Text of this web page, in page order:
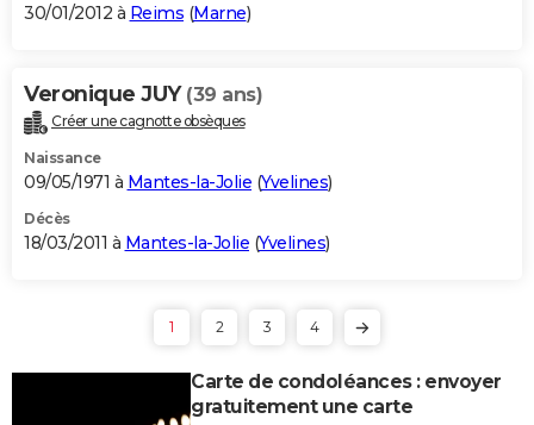
30/01/2012 à Reims (Marne)
Veronique JUY (39 ans)
Créer une cagnotte obsèques
Naissance
09/05/1971 à Mantes-la-Jolie (Yvelines)
Décès
18/03/2011 à Mantes-la-Jolie (Yvelines)
1 2 3 4
Carte de condoléances : envoyer
gratuitement une carte